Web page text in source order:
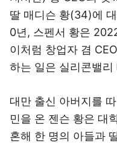
딸 매디슨 황(34)에
0년, 스펜서 황은
이처럼 창업자 겸
하는 일은 실리콘밸
대만 출신 아버지를
민을 온 젠슨 황은 대
혼해 한 명의 아들과